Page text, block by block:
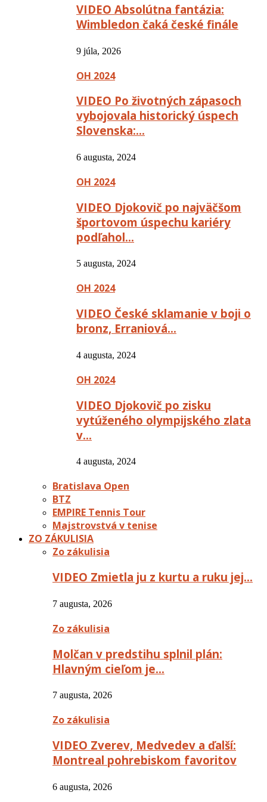
VIDEO Absolútna fantázia:
Wimbledon čaká české finále
9 júla, 2026
OH 2024
VIDEO Po životných zápasoch
vybojovala historický úspech
Slovenska:…
6 augusta, 2024
OH 2024
VIDEO Djokovič po najväčšom
športovom úspechu kariéry
podľahol…
5 augusta, 2024
OH 2024
VIDEO České sklamanie v boji o
bronz, Erraniová…
4 augusta, 2024
OH 2024
VIDEO Djokovič po zisku
vytúženého olympijského zlata
v…
4 augusta, 2024
Bratislava Open
BTZ
EMPIRE Tennis Tour
Majstrovstvá v tenise
ZO ZÁKULISIA
Zo zákulisia
VIDEO Zmietla ju z kurtu a ruku jej…
7 augusta, 2026
Zo zákulisia
Molčan v predstihu splnil plán:
Hlavným cieľom je…
7 augusta, 2026
Zo zákulisia
VIDEO Zverev, Medvedev a ďalší:
Montreal pohrebiskom favoritov
6 augusta, 2026